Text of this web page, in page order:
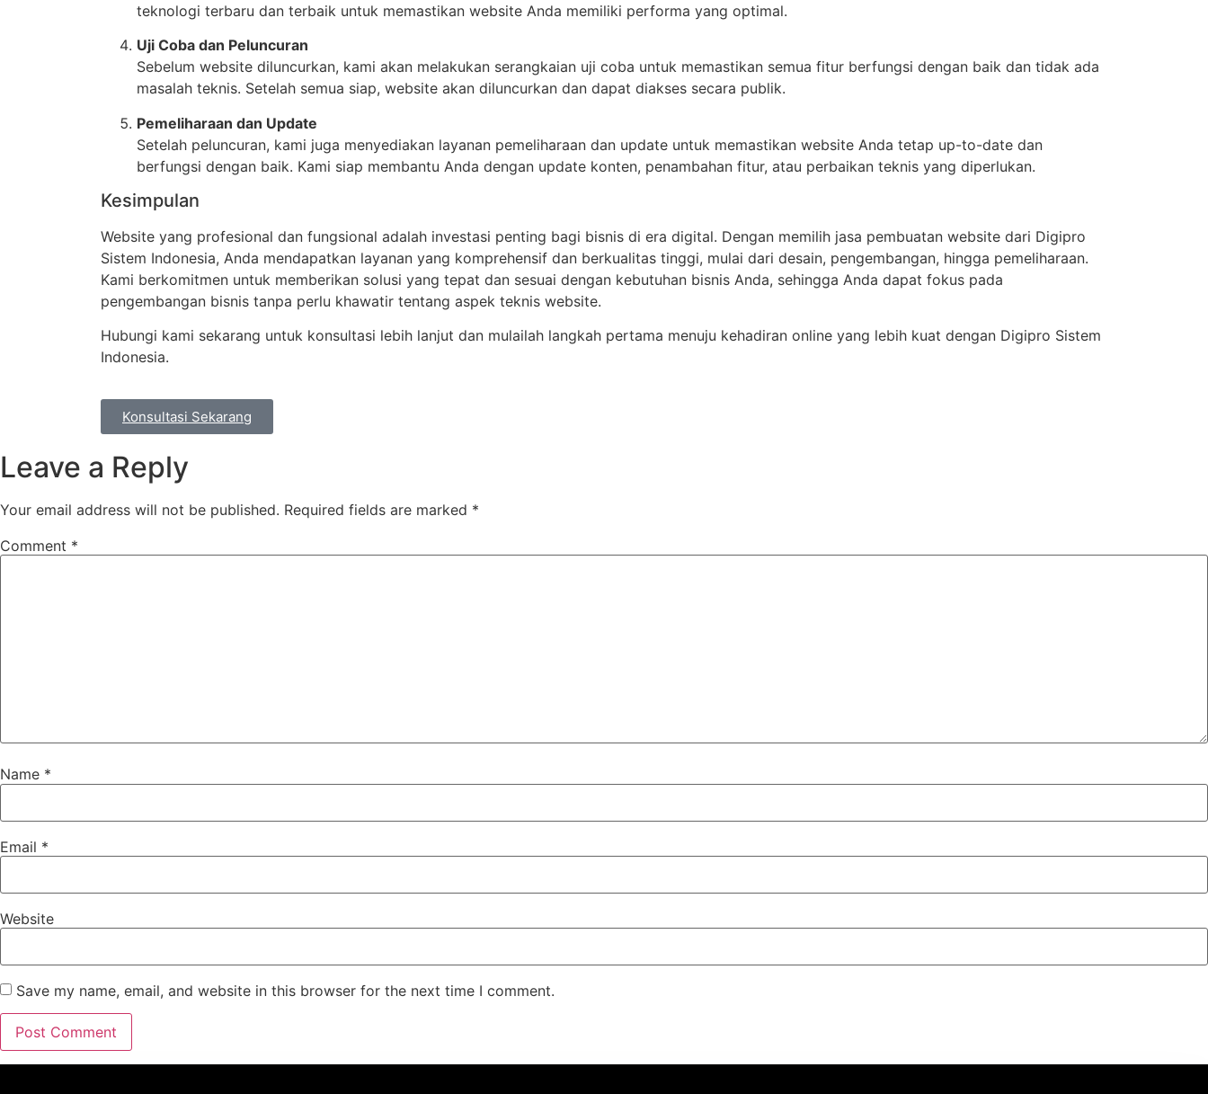
teknologi terbaru dan terbaik untuk memastikan website Anda memiliki performa yang optimal.
Uji Coba dan Peluncuran
Sebelum website diluncurkan, kami akan melakukan serangkaian uji coba untuk memastikan semua fitur berfungsi dengan baik dan tidak ada
masalah teknis. Setelah semua siap, website akan diluncurkan dan dapat diakses secara publik.
Pemeliharaan dan Update
Setelah peluncuran, kami juga menyediakan layanan pemeliharaan dan update untuk memastikan website Anda tetap up-to-date dan
berfungsi dengan baik. Kami siap membantu Anda dengan update konten, penambahan fitur, atau perbaikan teknis yang diperlukan.
Kesimpulan
Website yang profesional dan fungsional adalah investasi penting bagi bisnis di era digital. Dengan memilih jasa pembuatan website dari Digipro
Sistem Indonesia, Anda mendapatkan layanan yang komprehensif dan berkualitas tinggi, mulai dari desain, pengembangan, hingga pemeliharaan.
Kami berkomitmen untuk memberikan solusi yang tepat dan sesuai dengan kebutuhan bisnis Anda, sehingga Anda dapat fokus pada
pengembangan bisnis tanpa perlu khawatir tentang aspek teknis website.
Hubungi kami sekarang untuk konsultasi lebih lanjut dan mulailah langkah pertama menuju kehadiran online yang lebih kuat dengan Digipro Sistem
Indonesia.
Konsultasi Sekarang
Leave a Reply
Your email address will not be published. Required fields are marked *
Comment *
Name *
Email *
Website
Save my name, email, and website in this browser for the next time I comment.